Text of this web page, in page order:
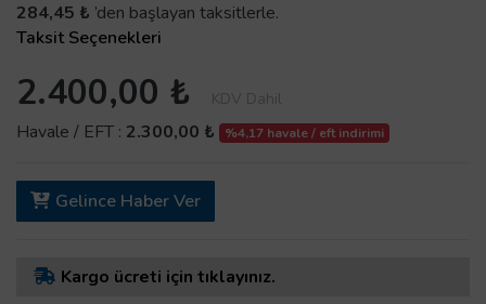
284,45 ₺ ’den başlayan taksitlerle.
Taksit Seçenekleri
2.400,00 ₺ KDV Dahil
Havale / EFT : 2.300,00 ₺ %4,17 havale / eft indirimi
Gelince Haber Ver
Kargo ücreti için tıklayınız.